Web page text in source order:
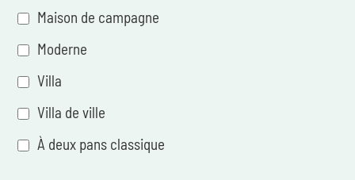
Maison de campagne
Moderne
Villa
Villa de ville
À deux pans classique